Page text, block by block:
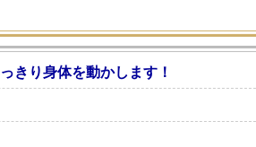
きり身体を動かします！